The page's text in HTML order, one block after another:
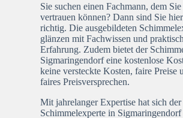
Sie suchen einen Fachmann, dem Sie
vertrauen können? Dann sind Sie
richtig. Die ausgebildeten
glänzen mit Fachwissen und
Erfahrung. Zudem bietet der
Sigmaringendorf eine kostenlose
keine versteckte Kosten, faire Preise
faires Preisversprechen.
Mit jahrelanger Expertise hat sich der
Schimmelexperte in